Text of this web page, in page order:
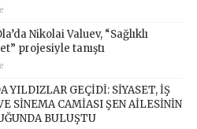
Nikolai Valuev, “Sağlıklı
projesiyle tanıştı
YILDIZLAR GEÇİDİ: SİYASET, İŞ
SİNEMA CAMİASI ŞEN AİLESİNİN
BULUŞTU